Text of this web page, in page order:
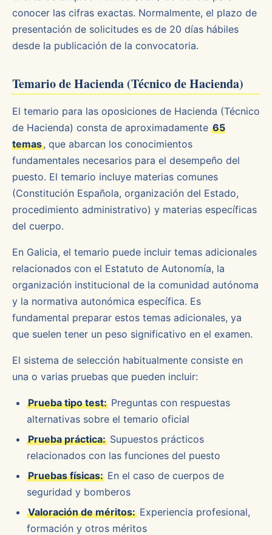
conocer las cifras exactas. Normalmente, el plazo de
presentación de solicitudes es de 20 días hábiles
desde la publicación de la convocatoria.
Temario de Hacienda (Técnico de Hacienda)
El temario para las oposiciones de Hacienda (Técnico
de Hacienda) consta de aproximadamente 65
temas, que abarcan los conocimientos
fundamentales necesarios para el desempeño del
puesto. El temario incluye materias comunes
(Constitución Española, organización del Estado,
procedimiento administrativo) y materias específicas
del cuerpo.
En Galicia, el temario puede incluir temas adicionales
relacionados con el Estatuto de Autonomía, la
organización institucional de la comunidad autónoma
y la normativa autonómica específica. Es
fundamental preparar estos temas adicionales, ya
que suelen tener un peso significativo en el examen.
El sistema de selección habitualmente consiste en
una o varias pruebas que pueden incluir:
Prueba tipo test: Preguntas con respuestas
alternativas sobre el temario oficial
Prueba práctica: Supuestos prácticos
relacionados con las funciones del puesto
Pruebas físicas: En el caso de cuerpos de
seguridad y bomberos
Valoración de méritos: Experiencia profesional,
formación y otros méritos